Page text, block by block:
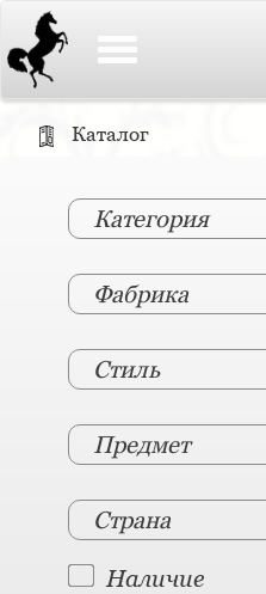
Каталог
Категория
Фабрика
Стиль
Предмет
Страна
Наличие